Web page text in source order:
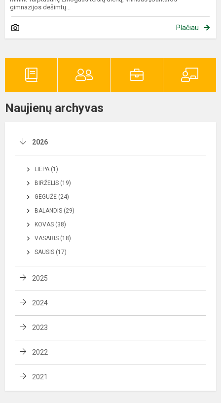
gimnazijos dešimtų...
Plačiau
Naujienų archyvas
2026
LIEPA (1)
BIRŽELIS (19)
GEGUŽĖ (24)
BALANDIS (29)
KOVAS (38)
VASARIS (18)
SAUSIS (17)
2025
2024
2023
2022
2021